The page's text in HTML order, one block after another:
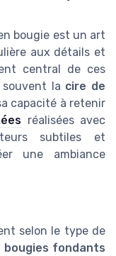
bougie est un art
aux détails et
central de ces
la cire de
capacité à retenir
réalisées avec
subtiles et
une ambiance
selon le type de
bougies fondants